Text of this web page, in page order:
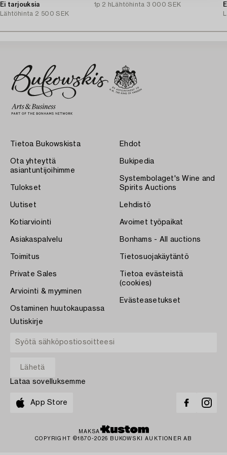
Ei tarjouksia
1p 2 h
Lähtöhinta 2 500 SEK
Lähtöhinta 3 000 SEK
Tietoa Bukowskista
Ota yhteyttä
asiantuntijoihimme
Tulokset
Uutiset
Kotiarviointi
Asiakaspalvelu
Toimitus
Private Sales
Arviointi & myyminen
Ostaminen huutokaupassa
Ehdot
Bukipedia
Systembolaget's Wine and
Spirits Auctions
Lehdistö
Avoimet työpaikat
Bonhams - All auctions
Tietosuojakäytäntö
Tietoa evästeistä
(cookies)
Evästeasetukset
Uutiskirje
Lataa sovelluksemme
App Store
MAKSA
COPYRIGHT ©1870-2026 BUKOWSKI AUKTIONER AB